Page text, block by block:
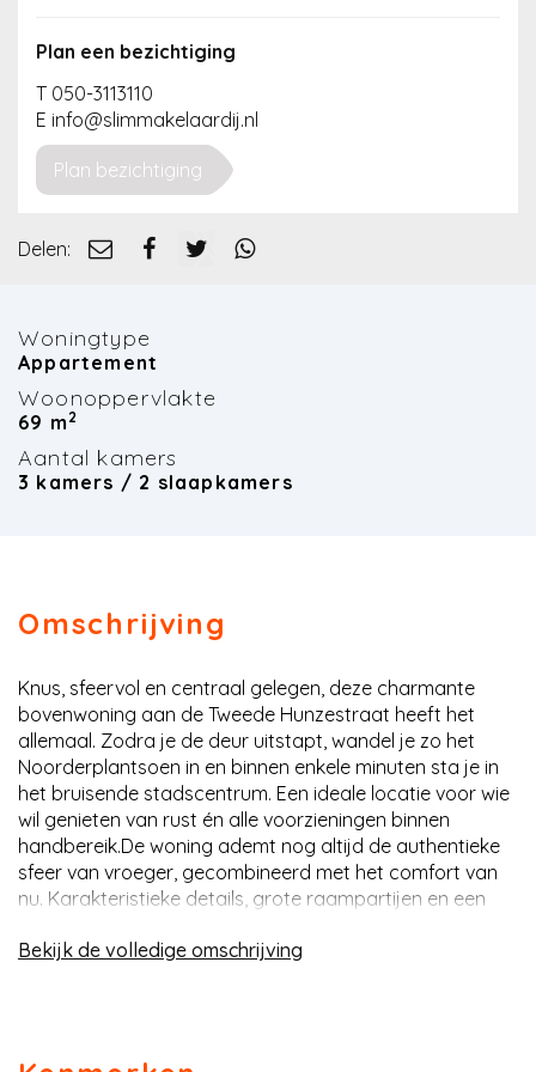
Contact
Plan een bezichtiging
T 050-3113110
E info@slimmakelaardij.nl
Plan bezichtiging
Delen:
Woningtype
Appartement
Woonoppervlakte
69 m 2
Aantal kamers
3 kamers / 2 slaapkamers
Omschrijving
Knus, sfeervol en centraal gelegen, deze charmante
bovenwoning aan de Tweede Hunzestraat heeft het
allemaal. Zodra je de deur uitstapt, wandel je zo het
Noorderplantsoen in en binnen enkele minuten sta je in
het bruisende stadscentrum. Een ideale locatie voor wie
wil genieten van rust én alle voorzieningen binnen
handbereik.De woning ademt nog altijd de authentieke
sfeer van vroeger, gecombineerd met het comfort van
nu. Karakteristieke details, grote raampartijen en een
uitnodigende uitstraling. Op de royale tweede
Noorderplantsoen en op steenworp afstand van
omschrijving